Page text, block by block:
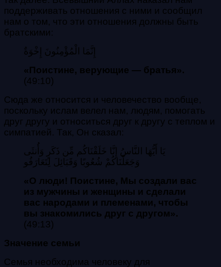
поддерживать отношения с ними и сообщил
нам о том, что эти отношения должны быть
братскими:
إِنَّمَا الْمُؤْمِنُونَ إِخْوَةٌ
«Поистине, верующие — братья».
(49:10)
Сюда же относится и человечество вообще,
поскольку ислам велел нам, людям, помогать
друг другу и относиться друг к другу с теплом и
симпатией. Так, Он сказал:
يَا أَيُّهَا النَّاسُ إِنَّا خَلَقْنَاكُم مِّن ذَكَرٍ وَأُنثَى
وَجَعَلْنَاكُمْ شُعُوبًا وَقَبَائِلَ لِتَعَارَفُو
«О люди! Поистине, Мы создали вас
из мужчины и женщины и сделали
вас народами и племенами, чтобы
вы знакомились друг с другом».
(49:13)
Значение семьи
Семья необходима человеку для